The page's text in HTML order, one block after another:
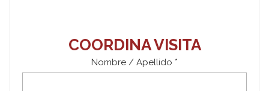
COORDINA VISITA
Nombre / Apellido *